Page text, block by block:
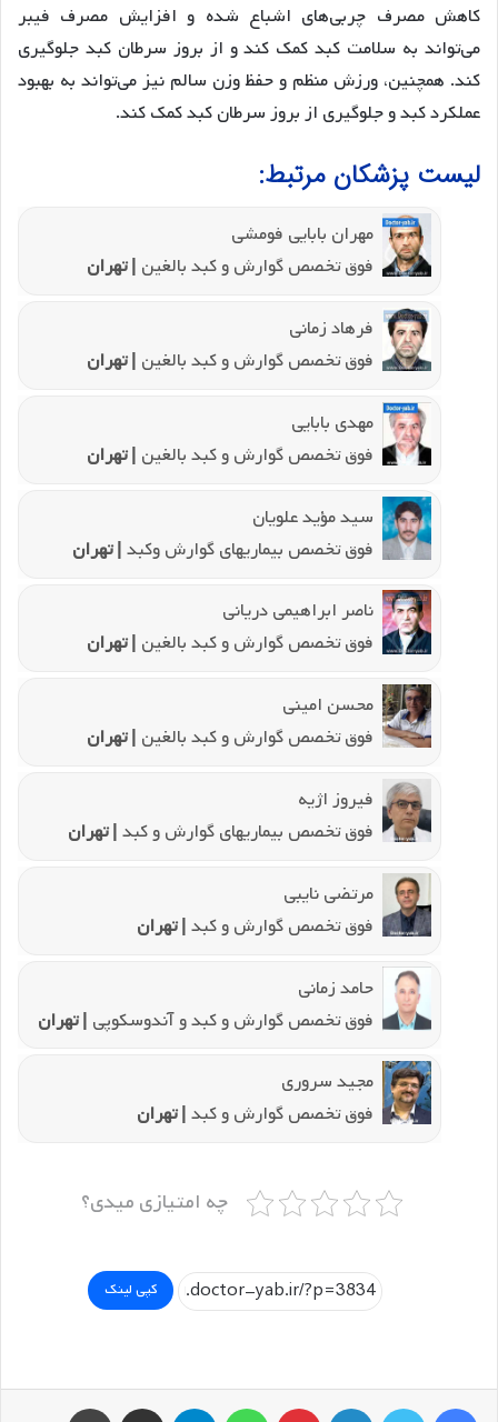
کاهش مصرف چربی‌های اشباع شده و افزایش مصرف فیبر
می‌تواند به سلامت کبد کمک کند و از بروز سرطان کبد جلوگیری
کند. همچنین، ورزش منظم و حفظ وزن سالم نیز می‌تواند به بهبود
عملکرد کبد و جلوگیری از بروز سرطان کبد کمک کند.
لیست پزشکان مرتبط:
مهران بابایی فومشی
فوق تخصص گوارش و کبد بالغین | تهران
فرهاد زمانی
فوق تخصص گوارش و کبد بالغین | تهران
مهدی بابایی
فوق تخصص گوارش و کبد بالغین | تهران
سید مؤید علویان
فوق تخصص بیماریهای گوارش وکبد| تهران
ناصر ابراهیمی دریانی
فوق تخصص گوارش و کبد بالغین | تهران
محسن امینی
فوق تخصص گوارش و کبد بالغین | تهران
فیروز اژیه
فوق تخصص بیماریهای گوارش و کبد| تهران
مرتضی نایبی
فوق تخصص گوارش و کبد| تهران
حامد زمانی
فوق تخصص گوارش و کبد و آندوسکوپی | تهران
مجید سروری
فوق تخصص گوارش و کبد| تهران
چه امتیازی میدی؟
کپی لینک
فیسبوک توییتر لینکداین پینتریست تلگرام اشتراک گذاری با ایمیل